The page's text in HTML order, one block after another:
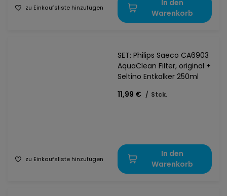
zu Einkaufsliste hinzufügen
In den
Warenkorb
SET: Philips Saeco CA6903
AquaClean Filter, original +
Seltino Entkalker 250ml
11,99 € / Stck.
zu Einkaufsliste hinzufügen
In den
Warenkorb